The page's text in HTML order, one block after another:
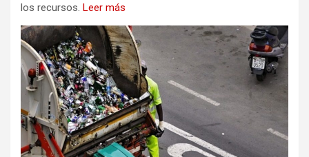
los recursos. Leer más